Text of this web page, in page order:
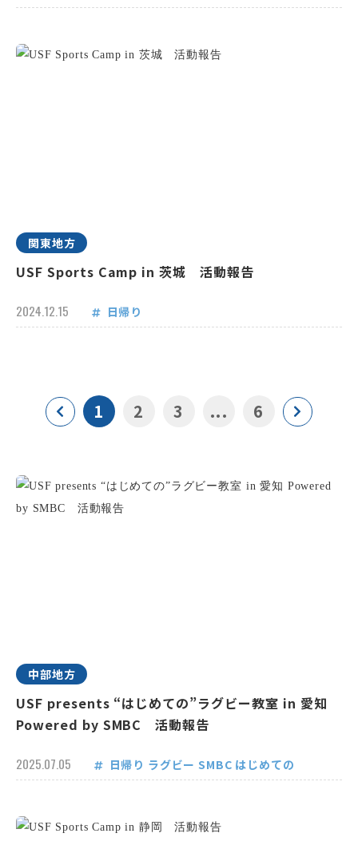
関東地方
USF Sports Camp in 茨城 活動報告
2024.12.15 日帰り
1 2 3 ... 6
中部地方
USF presents “はじめての”ラグビー教室 in 愛知
Powered by SMBC 活動報告
2025.07.05 日帰り ラグビー SMBC はじめての